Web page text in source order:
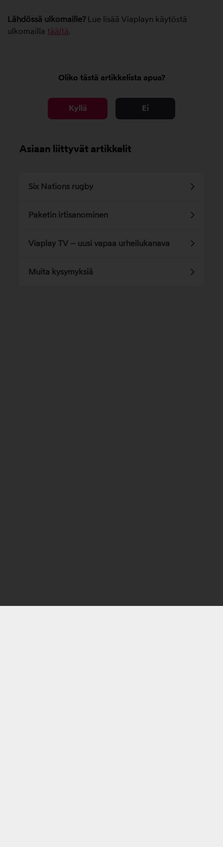
Lähdössä ulkomaille?Lue lisää Viaplayn käytöstä
ulkomailla täältä.
Oliko tästä artikkelista apua?
Kyllä Ei
Asiaan liittyvät artikkelit
Six Nations rugby
Paketin irtisanominen
Viaplay TV – uusi vapaa urheilukanava
Muita kysymyksiä